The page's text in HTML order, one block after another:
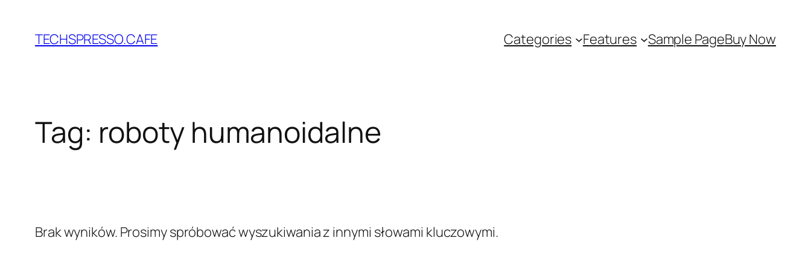
treści
TECHSPRESSO.CAFE Categories Features Sample PageBuy Now
Tag: roboty humanoidalne
Brak wyników. Prosimy spróbować wyszukiwania z innymi słowami kluczowymi.